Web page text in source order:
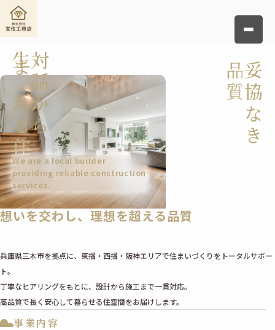
生まれる住宅対話から 品質妥協なき
We are a local builder
providing reliable construction
services.
想いを交わし、理想を超える品質
兵庫県三木市を拠点に、東播・西播・阪神エリアで住まいづくりをトータルサポー
ト。
丁寧なヒアリングをもとに、設計から施工まで一貫対応。
高品質で長く安心して暮らせる住空間をお届けします。
事業内容